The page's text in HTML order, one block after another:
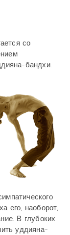
со
бандхи.
его, наоборот,
В глубоких
уддияна-